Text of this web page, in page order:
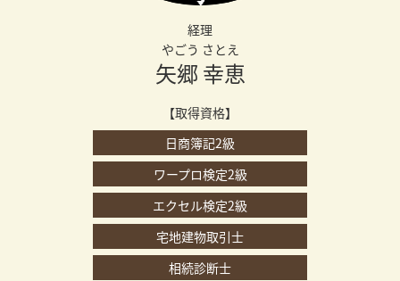
経理
やごう さとえ
矢郷 幸恵
【取得資格】
日商簿記2級
ワープロ検定2級
エクセル検定2級
宅地建物取引士
相続診断士